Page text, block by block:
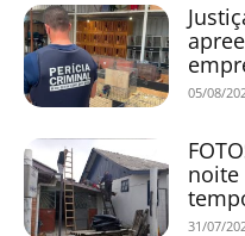
05/08/
noite
31/07/